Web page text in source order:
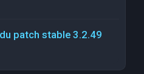
patch stable 3.2.49